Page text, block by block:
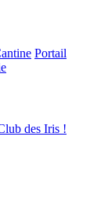
Portail
des Iris !